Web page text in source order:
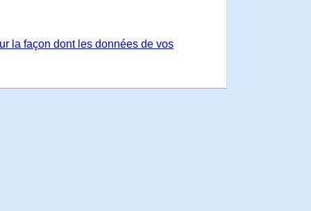
la façon dont les données de vos